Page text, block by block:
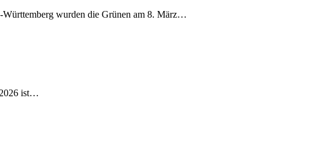
Württemberg wurden die Grünen am 8. März…
2026 ist…